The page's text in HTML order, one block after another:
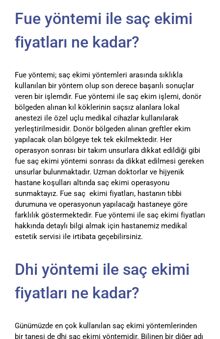
Fue yöntemi ile saç ekimi
fiyatları ne kadar?
Fue yöntemi; saç ekimi yöntemleri arasında sıklıkla
kullanılan bir yöntem olup son derece başarılı sonuçlar
veren bir işlemdir. Fue yöntemi ile saç ekim işlemi, donör
bölgeden alınan kıl köklerinin saçsız alanlara lokal
anestezi ile özel uçlu medikal cihazlar kullanılarak
yerleştirilmesidir. Donör bölgeden alınan greftler ekim
yapılacak olan bölgeye tek tek ekilmektedir. Her
operasyon sonrası bir takım unsurlara dikkat edildiği gibi
fue saç ekimi yöntemi sonrası da dikkat edilmesi gereken
unsurlar bulunmaktadır. Uzman doktorlar ve hijyenik
hastane koşulları altında saç ekimi operasyonu
sunmaktayız. Fue saç ekimi fiyatları, hastanın tıbbi
durumuna ve operasyonun yapılacağı hastaneye göre
farklılık göstermektedir. Fue yöntemi ile saç ekimi fiyatları
hakkında detaylı bilgi almak için hastanemiz medikal
estetik servisi ile irtibata geçebilirsiniz.
Dhi yöntemi ile saç ekimi
fiyatları ne kadar?
Günümüzde en çok kullanılan saç ekimi yöntemlerinden
bir tanesi de dhi saç ekimi yöntemidir. Bilinen bir diğer adı